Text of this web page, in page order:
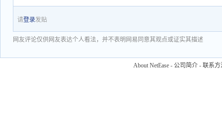
请登录发贴
网友评论仅供网友表达个人看法，并不表明网易同意其观点或证实其描述
About NetEase - 公司简介 - 联系方